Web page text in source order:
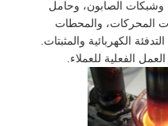
الصابون، وحامل
المحركات، والمحطات
الكهربائية والمثبتات.
الفعلية للعملاء.